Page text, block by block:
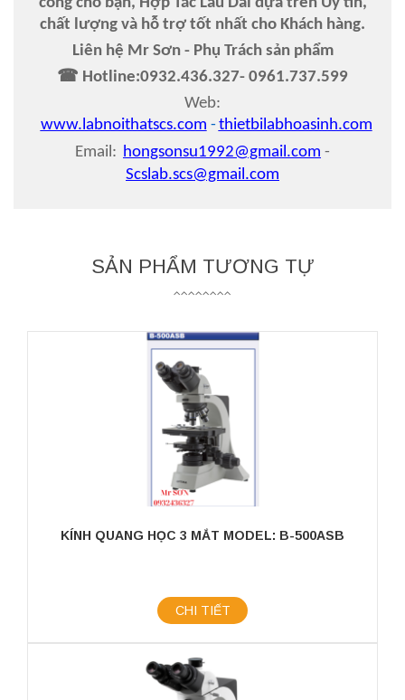
chất lượng và hỗ trợ tốt nhất cho Khách hàng.
Liên hệ Mr Sơn - Phụ Trách sản phẩm
☎ Hotline:0932.436.327- 0961.737.599
Web:
www.labnoithatscs.com -thietbilabhoasinh.com
Email: hongsonsu1992@gmail.com -
Scslab.scs@gmail.com
SẢN PHẨM TƯƠNG TỰ
KÍNH QUANG HỌC 3 MẮT MODEL: B-500ASB
CHI TIẾT